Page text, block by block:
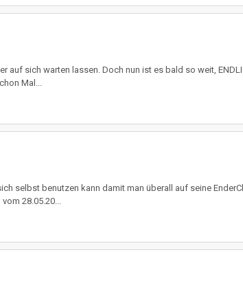
auf sich warten lassen. Doch nun ist es bald so weit,
Mal...
selbst benutzen kann damit man überall auf seine
28.05.20...